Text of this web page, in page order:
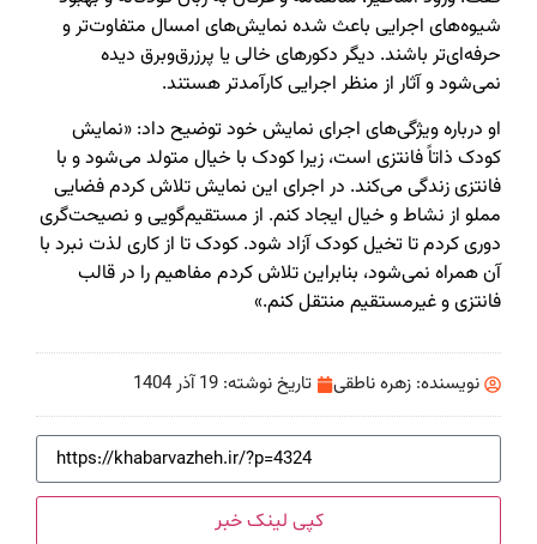
شیوه‌های اجرایی باعث شده نمایش‌های امسال متفاوت‌تر و
حرفه‌ای‌تر باشند. دیگر دکورهای خالی یا پرزرق‌وبرق دیده
نمی‌شود و آثار از منظر اجرایی کارآمدتر هستند.
او درباره ویژگی‌های اجرای نمایش خود توضیح داد: «نمایش
کودک ذاتاً فانتزی است، زیرا کودک با خیال متولد می‌شود و با
فانتزی زندگی می‌کند. در اجرای این نمایش تلاش کردم فضایی
مملو از نشاط و خیال ایجاد کنم. از مستقیم‌گویی و نصیحت‌گری
دوری کردم تا تخیل کودک آزاد شود. کودک تا از کاری لذت نبرد با
آن همراه نمی‌شود، بنابراین تلاش کردم مفاهیم را در قالب
فانتزی و غیرمستقیم منتقل کنم.»
نویسنده: زهره ناطقی تاریخ نوشته: 19 آذر 1404
کپی لینک خبر